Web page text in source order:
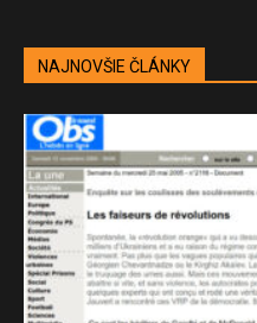
NAJNOVŠIE ČLÁNKY